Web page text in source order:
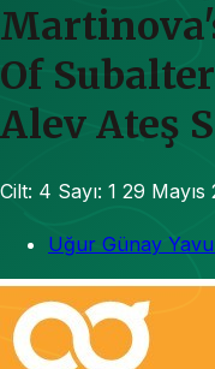
Of
Alev Ateş
Cilt: 4 Sayı: 1 29 Mayıs
Uğur Günay